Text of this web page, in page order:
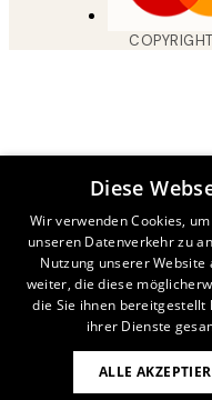
Diese
Wir verwenden Cookies,
unseren Datenverkehr zu
Nutzung unserer
weiter, die diese
die Sie ihnen bereitgestellt
ihrer Dienste
ALLE